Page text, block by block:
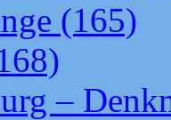
(165)
–